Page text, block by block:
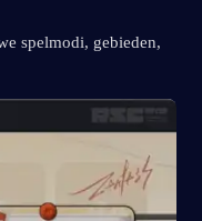
spelmodi, gebieden,